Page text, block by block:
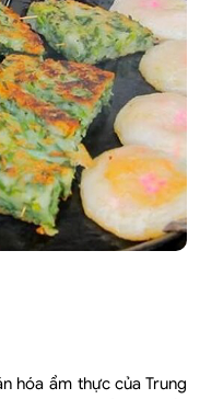
hóa ẩm thực của Trung